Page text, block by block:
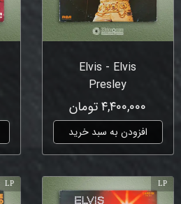
Elvis - Elvis
Presley
۴,۴۰۰,۰۰۰ تومان
افزودن به سبد خرید
LP
LP